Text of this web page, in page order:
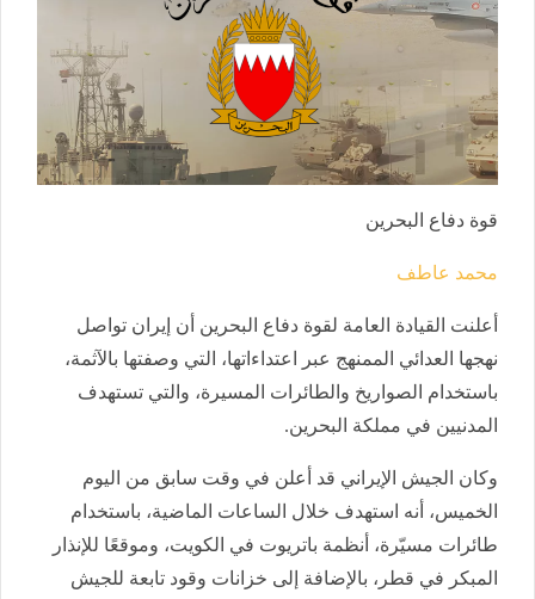
قوة دفاع البحرين
محمد عاطف
أعلنت القيادة العامة لقوة دفاع البحرين أن إيران تواصل
نهجها العدائي الممنهج عبر اعتداءاتها، التي وصفتها بالآثمة،
باستخدام الصواريخ والطائرات المسيرة، والتي تستهدف
المدنيين في مملكة البحرين.
وكان الجيش الإيراني قد أعلن في وقت سابق من اليوم
الخميس، أنه استهدف خلال الساعات الماضية، باستخدام
طائرات مسيّرة، أنظمة باتريوت في الكويت، وموقعًا للإنذار
المبكر في قطر، بالإضافة إلى خزانات وقود تابعة للجيش